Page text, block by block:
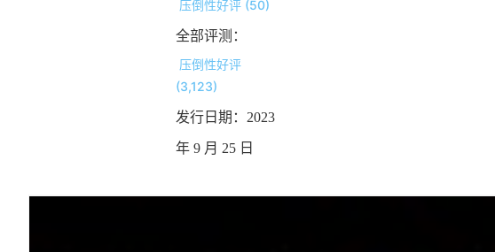
压倒性好评 (50)
全部评测：
压倒性好评
(3,123)
发行日期：2023
年 9 月 25 日